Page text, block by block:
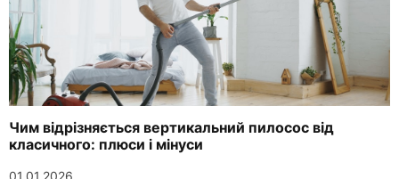
Чим відрізняється вертикальний пилосос від
класичного: плюси і мінуси
01.01.2026